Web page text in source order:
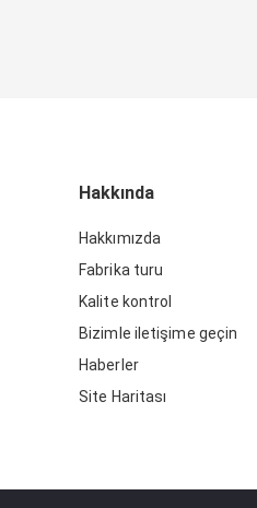
Hakkında
Hakkımızda
Fabrika turu
Kalite kontrol
Bizimle iletişime geçin
Haberler
Site Haritası